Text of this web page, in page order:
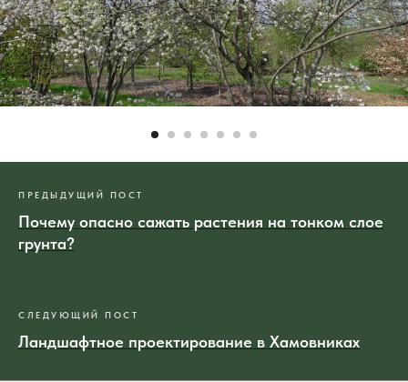
ПРЕДЫДУЩИЙ ПОСТ
Почему опасно сажать растения на тонком слое
грунта?
СЛЕДУЮЩИЙ ПОСТ
Ландшафтное проектирование в Хамовниках